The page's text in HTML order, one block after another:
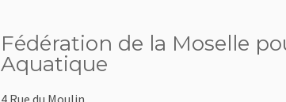
Fédération de la Moselle
Aquatique
4 Rue du Moulin